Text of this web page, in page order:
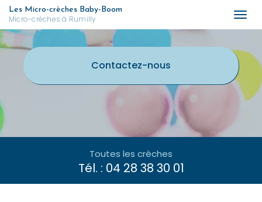
Aller
au
contenu
principal
Les Micro-crèches Baby-Boom
Micro-crèches à Rumilly
Contactez-nous
Toutes les crèches
Tél. : 04 28 38 30 01